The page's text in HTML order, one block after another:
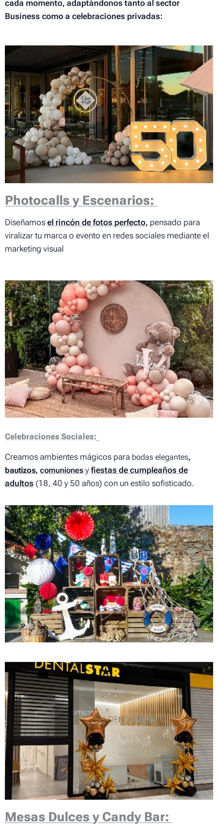
cada momento, adaptándonos tanto al sector
Business como a celebraciones privadas:
Photocalls y Escenarios:
Diseñamos el rincón de fotos perfecto, pensado para
viralizar tu marca o evento en redes sociales mediante el
marketing visual
Celebraciones Sociales:
Creamos ambientes mágicos para bodas elegantes,
bautizos, comuniones y fiestas de cumpleaños de
adultos (18, 40 y 50 años) con un estilo sofisticado.
Mesas Dulces y Candy Bar: